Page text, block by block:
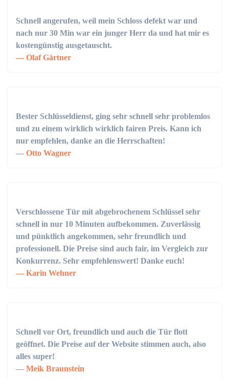
Schnell angerufen, weil mein Schloss defekt war und
nach nur 30 Min war ein junger Herr da und hat mir es
kostengünstig ausgetauscht.
Olaf Gärtner
Bester Schlüsseldienst, ging sehr schnell sehr problemlos
und zu einem wirklich wirklich fairen Preis. Kann ich
nur empfehlen, danke an die Herrschaften!
Otto Wagner
Verschlossene Tür mit abgebrochenem Schlüssel sehr
schnell in nur 10 Minuten aufbekommen. Zuverlässig
und pünktlich angekommen, sehr freundlich und
professionell. Die Preise sind auch fair, im Vergleich zur
Konkurrenz. Sehr empfehlenswert! Danke euch!
Karin Wehner
Schnell vor Ort, freundlich und auch die Tür flott
geöffnet. Die Preise auf der Website stimmen auch, also
alles super!
Meik Braunstein